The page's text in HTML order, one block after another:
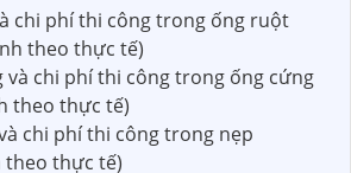
chi phí thi công trong ống ruột
theo thực tế)
và chi phí thi công trong ống cứng
theo thực tế)
chi phí thi công trong nẹp
theo thực tế)